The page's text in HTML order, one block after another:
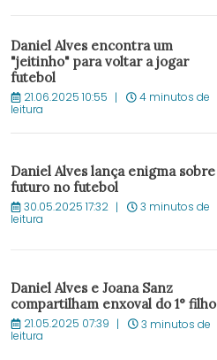
Daniel Alves encontra um
"jeitinho" para voltar a jogar
futebol
21.06.2025 10:55 4 minutos de
leitura
Daniel Alves lança enigma sobre
futuro no futebol
30.05.2025 17:32 3 minutos de
leitura
Daniel Alves e Joana Sanz
compartilham enxoval do 1° filho
21.05.2025 07:39 3 minutos de
leitura